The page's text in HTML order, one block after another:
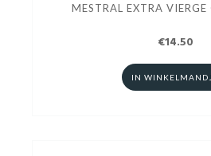
MESTRAL EXTRA VIERGE
€14.50
IN